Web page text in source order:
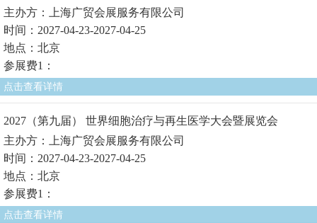
主办方：上海广贸会展服务有限公司
时间：2027-04-23-2027-04-25
地点：北京
参展费1：
点击查看详情
2027（第九届） 世界细胞治疗与再生医学大会暨展览会
主办方：上海广贸会展服务有限公司
时间：2027-04-23-2027-04-25
地点：北京
参展费1：
点击查看详情